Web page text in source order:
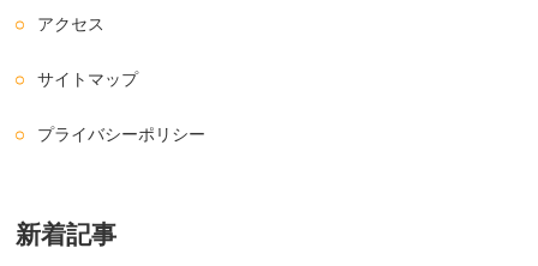
アクセス
サイトマップ
プライバシーポリシー
新着記事